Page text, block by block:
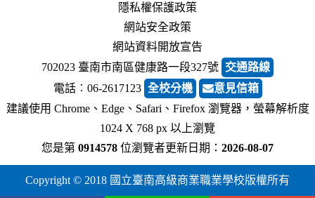
隱私權保護政策
網站安全政策
網站資料開放宣告
702023 臺南市南區健康路一段327號 交通路線
電話︰06-2617123 全校分機
意見信箱
建議使用 Chrome、Edge、Safari、Firefox 瀏覽器，螢幕解析度
1024 X 768 px 以上瀏覽
您是第 0914578 位瀏覽者更新日期： 2026-08-07
Copyright © 2018 國立臺南高級商業職業學校版權所有